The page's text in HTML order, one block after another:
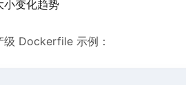
小变化趋势
级 Dockerfile 示例：